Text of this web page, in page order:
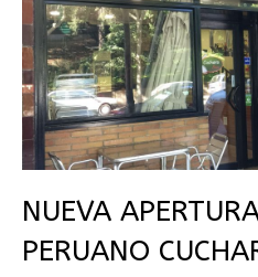
NUEVA
PERUANO